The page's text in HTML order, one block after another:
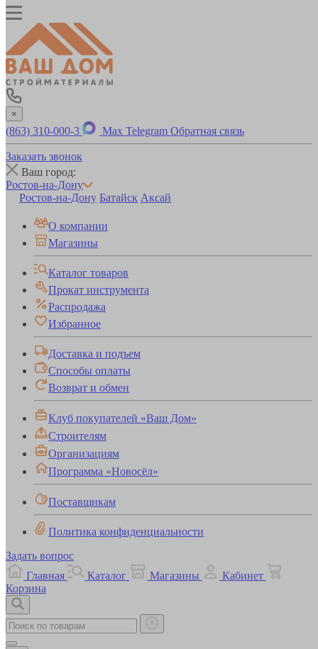
×
(863) 310-000-3 Max Telegram Обратная связь
Заказать звонок
Ваш город:
Ростов-на-Дону
Ростов-на-Дону Батайск Аксай
О компании
Магазины
Каталог товаров
Прокат инструмента
Распродажа
Избранное
Доставка и подъем
Способы оплаты
Возврат и обмен
Клуб покупателей «Ваш Дом»
Строителям
Организациям
Программа «Новосёл»
Поставщикам
Политика конфиденциальности
Задать вопрос
Главная
Каталог Магазины
Кабинет
Корзина